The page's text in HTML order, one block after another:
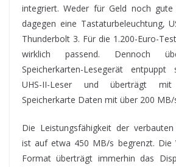
integriert. Weder für Geld noch
dagegen eine Tastaturbeleuchtung,
Thunderbolt 3. Für die 1.200-Euro-
wirklich passend. Dennoch
Speicherkarten-Lesegerät
UHS-II-Leser und überträgt
Speicherkarte Daten mit über 200 MB/
Die Leistungsfähigkeit der verbauten
ist auf etwa 450 MB/s begrenzt. Die
Format überträgt immerhin das